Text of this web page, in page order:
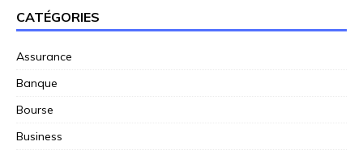
CATÉGORIES
Assurance
Banque
Bourse
Business